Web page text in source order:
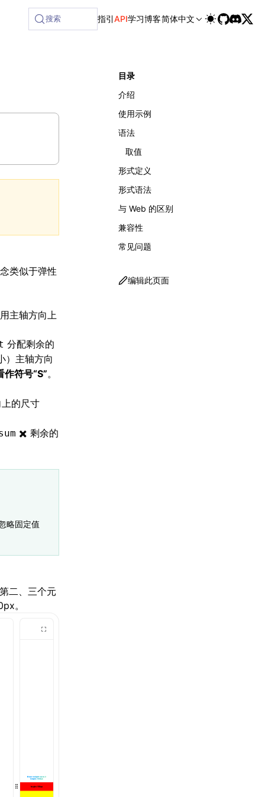
at /next/zh/llms-full.txt, and this page is available
搜索 指引API学习博客简体中文
类似于弹性
主轴方向上
分配剩余的
）主轴方向
作符号“S”。
的尺寸
✖️ 剩余的
略固定值
二、三个元
。
目录
介绍
使用示例
语法
取值
形式定义
形式语法
与 Web 的区别
兼容性
常见问题
编辑此页面